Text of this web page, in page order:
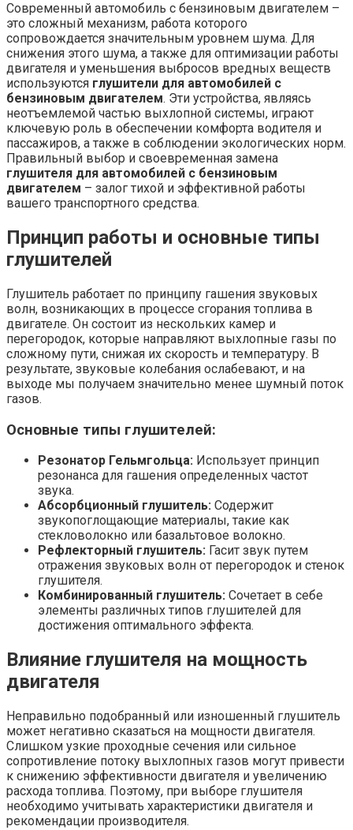
Современный автомобиль с бензиновым двигателем –
это сложный механизм, работа которого
сопровождается значительным уровнем шума. Для
снижения этого шума, а также для оптимизации работы
двигателя и уменьшения выбросов вредных веществ
используются глушители для автомобилей с
бензиновым двигателем. Эти устройства, являясь
неотъемлемой частью выхлопной системы, играют
ключевую роль в обеспечении комфорта водителя и
пассажиров, а также в соблюдении экологических норм.
Правильный выбор и своевременная замена
глушителя для автомобилей с бензиновым
двигателем – залог тихой и эффективной работы
вашего транспортного средства.
Принцип работы и основные типы
глушителей
Глушитель работает по принципу гашения звуковых
волн, возникающих в процессе сгорания топлива в
двигателе. Он состоит из нескольких камер и
перегородок, которые направляют выхлопные газы по
сложному пути, снижая их скорость и температуру. В
результате, звуковые колебания ослабевают, и на
выходе мы получаем значительно менее шумный поток
газов.
Основные типы глушителей:
Резонатор Гельмгольца: Использует принцип
резонанса для гашения определенных частот
звука.
Абсорбционный глушитель: Содержит
звукопоглощающие материалы, такие как
стекловолокно или базальтовое волокно.
Рефлекторный глушитель: Гасит звук путем
отражения звуковых волн от перегородок и стенок
глушителя.
Комбинированный глушитель: Сочетает в себе
элементы различных типов глушителей для
достижения оптимального эффекта.
Влияние глушителя на мощность
двигателя
Неправильно подобранный или изношенный глушитель
может негативно сказаться на мощности двигателя.
Слишком узкие проходные сечения или сильное
сопротивление потоку выхлопных газов могут привести
к снижению эффективности двигателя и увеличению
расхода топлива. Поэтому, при выборе глушителя
необходимо учитывать характеристики двигателя и
рекомендации производителя.